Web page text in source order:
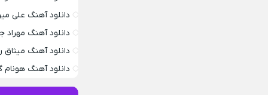
دانلود آهنگ علی
دانلود آهنگ
دانلود آهنگ
دانلود آهنگ هونام